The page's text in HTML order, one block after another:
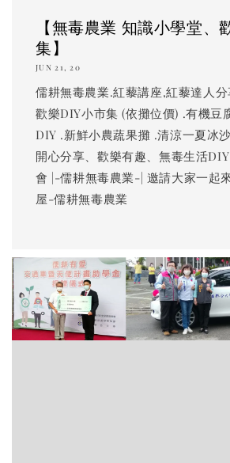
【無毒農業 知識小學堂、
集】
JUN 21, 20
儒耕無毒農業.紅藜講座,紅藜達人
歡樂DIY小市集 (依攤位價) .有機豆
DIY .新鮮小農蔬果攤 .清涼一夏冰
開心分享、歡樂有趣、無毒生活
會 |-儒耕無毒農業-| 邀請大家一起
屋-儒耕無毒農業